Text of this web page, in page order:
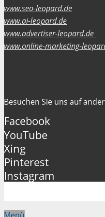
www.seo-leopard.de
www.ai-leopard.de
www.advertiser-leopard.de
www.online-marketing-
Besuchen Sie uns auf
Facebook
YouTube
Xing
Pinterest
Instagram